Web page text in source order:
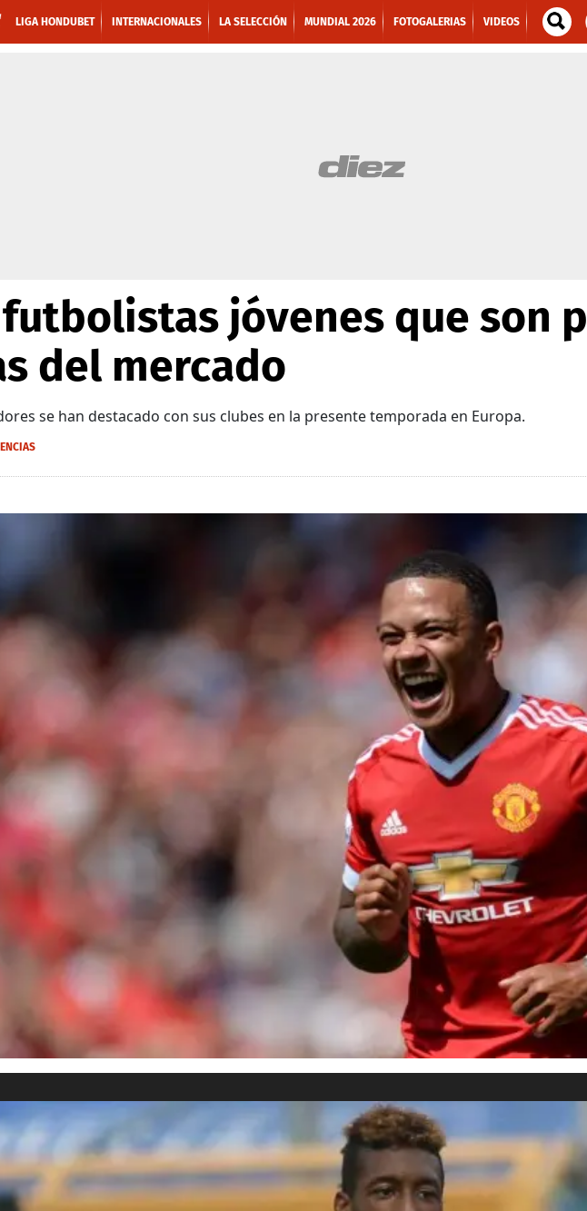
LIGA HONDUBET INTERNACIONALES LA SELECCIÓN MUNDIAL 2026 FOTOGALERIAS VIDEOS
jóvenes que son
del mercado
se han destacado con sus clubes en la presente temporada en Europa.